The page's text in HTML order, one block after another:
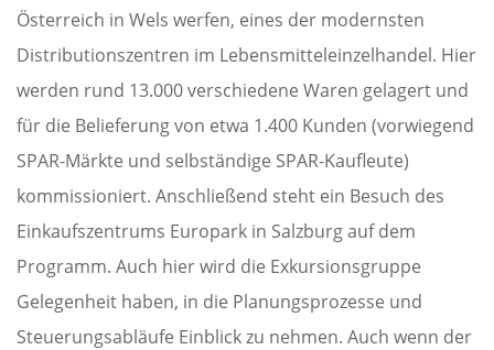
Österreich in Wels werfen, eines der modernsten
Distributionszentren im Lebensmitteleinzelhandel. Hier
werden rund 13.000 verschiedene Waren gelagert und
für die Belieferung von etwa 1.400 Kunden (vorwiegend
SPAR-Märkte und selbständige SPAR-Kaufleute)
kommissioniert. Anschließend steht ein Besuch des
Einkaufszentrums Europark in Salzburg auf dem
Programm. Auch hier wird die Exkursionsgruppe
Gelegenheit haben, in die Planungsprozesse und
Steuerungsabläufe Einblick zu nehmen. Auch wenn der